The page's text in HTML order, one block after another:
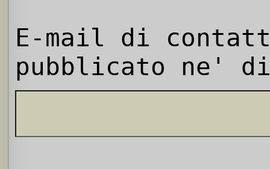
E-mail di
pubblicato ne'